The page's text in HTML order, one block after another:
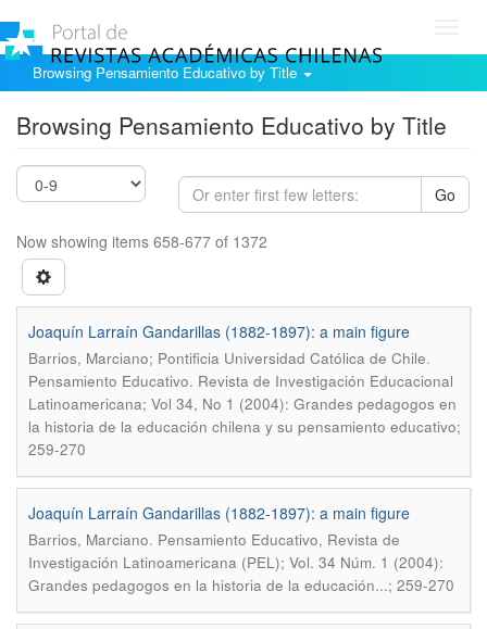
Browsing Pensamiento Educativo by Title
Browsing Pensamiento Educativo by Title
Go
Now showing items 658-677 of 1372
Joaquín Larraín Gandarillas (1882-1897): a main figure
Barrios, Marciano; Pontificia Universidad Católica de Chile.
Pensamiento Educativo. Revista de Investigación Educacional
Latinoamericana; Vol 34, No 1 (2004): Grandes pedagogos en
la historia de la educación chilena y su pensamiento educativo;
259-270
Joaquín Larraín Gandarillas (1882-1897): a main figure
Barrios, Marciano. Pensamiento Educativo, Revista de
Investigación Latinoamericana (PEL); Vol. 34 Núm. 1 (2004):
Grandes pedagogos en la historia de la educación...; 259-270